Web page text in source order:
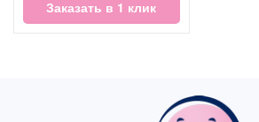
Заказать в 1 клик